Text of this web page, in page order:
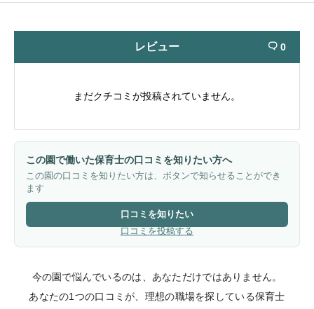
レビュー  0
まだクチコミが投稿されていません。
この園で働いた保育士の口コミを知りたい方へ
この園の口コミを知りたい方は、ボタンで知らせることができ
ます
口コミを知りたい
口コミを投稿する
今の園で悩んでいるのは、あなただけではありません。
あなたの1つの口コミが、理想の職場を探している保育士